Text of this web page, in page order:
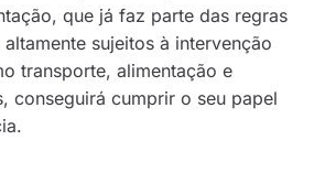
que já faz parte das regras
sujeitos à intervenção
transporte, alimentação e
conseguirá cumprir o seu papel